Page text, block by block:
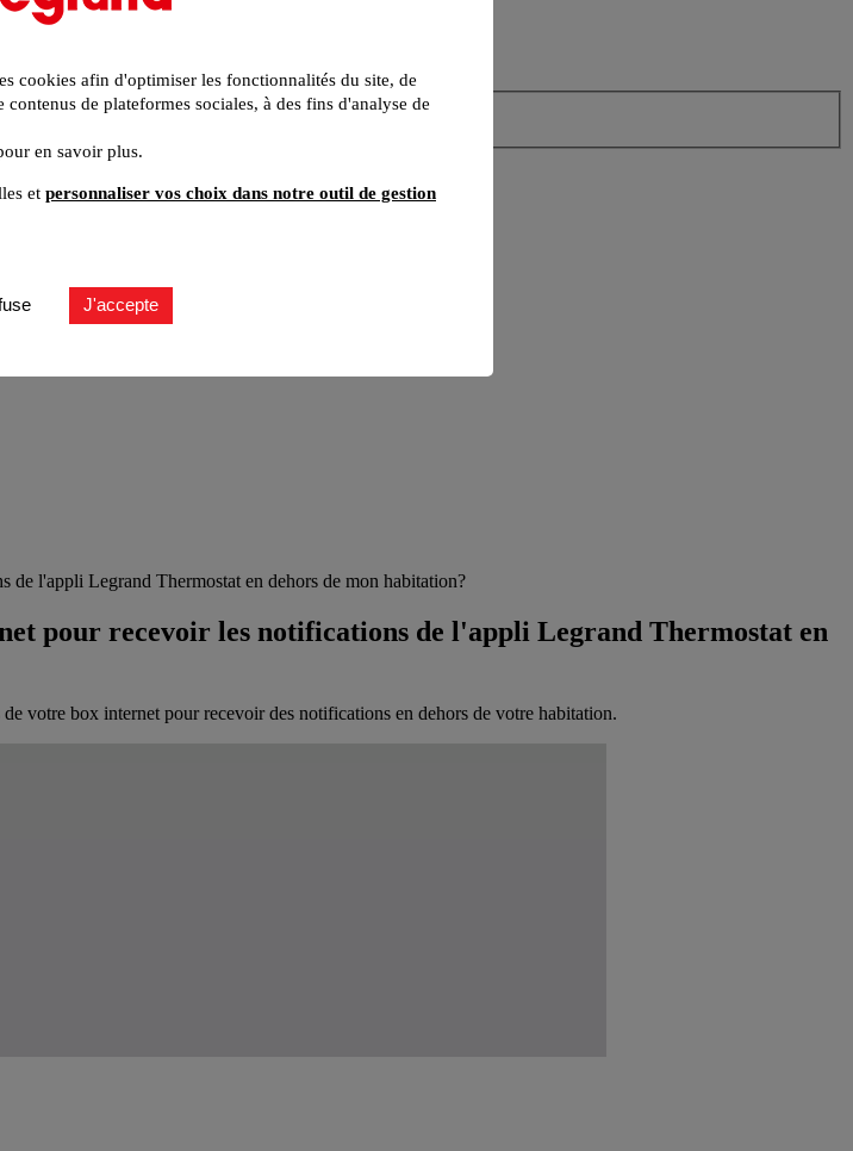
l'appli Legrand Thermostat en dehors de mon habitation?
pour recevoir les notifications de l'appli Legrand Thermostat en
votre box internet pour recevoir des notifications en dehors de votre habitation.
cookies afin d'optimiser les fonctionnalités du site, de
de plateformes sociales, à des fins d'analyse de
en savoir plus.
et personnaliser vos choix dans notre outil de gestion
J'accepte